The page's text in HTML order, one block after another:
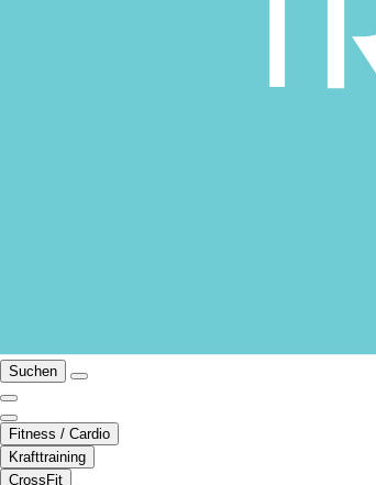
Suchen
Fitness / Cardio
Krafttraining
CrossFit